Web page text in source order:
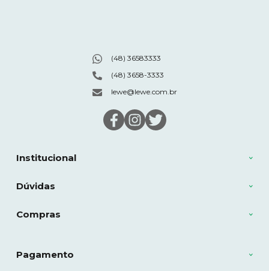
Institucional
Dúvidas
Compras
(48) 36583333
(48) 3658-3333
lewe@lewe.com.br
Pagamento